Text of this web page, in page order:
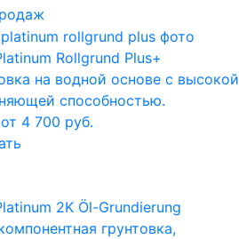
Rollgrund Plus+
на водной основе с высокой
способностью.
4 700 руб.
2K Öl-Grundierung
грунтовка,